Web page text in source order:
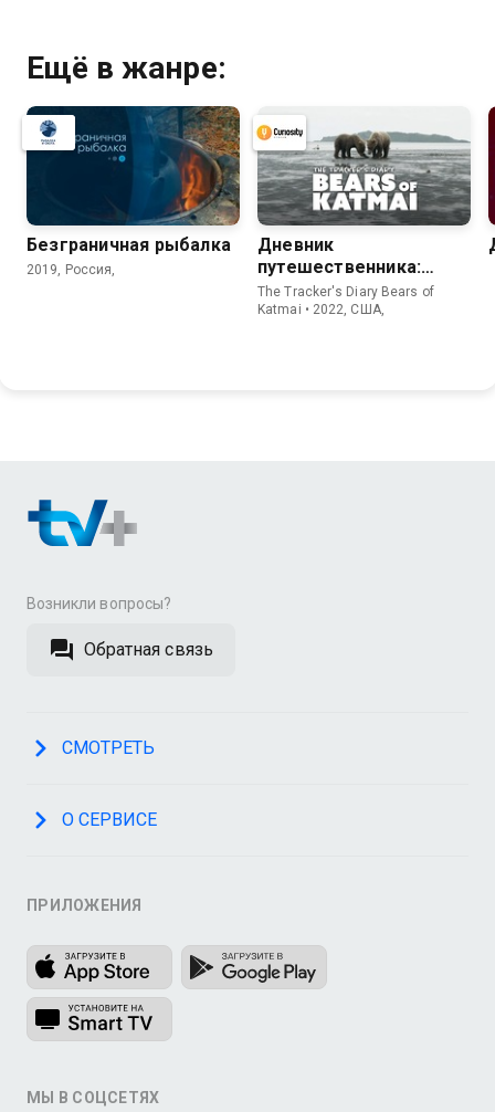
Ещё в жанре:
Безгрaничнaя pыбалка
2019, Россия,
Дневник
путешественника:
Медведи Катмая
The Tracker's Diary Bears of
Katmai • 2022, США,
Возникли вопросы?
Обратная связь
СМОТРЕТЬ
О СЕРВИСЕ
ПРИЛОЖЕНИЯ
МЫ В СОЦСЕТЯХ